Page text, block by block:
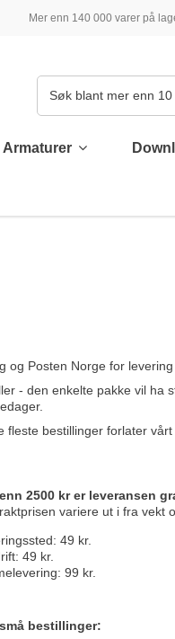
Mer enn 140 000 varer på
Armaturer
og Posten Norge for
- den enkelte pakke vil ha
fleste bestillinger forlater
2500 kr er leveransen
variere ut i fra vekt
49 kr.
49 kr.
99 kr.
bestillinger: